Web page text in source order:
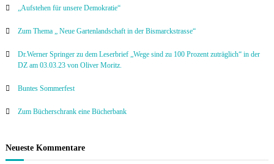
„Aufstehen für unsere Demokratie“
Zum Thema „ Neue Gartenlandschaft in der Bismarckstrasse“
Dr.Werner Springer zu dem Leserbrief „Wege sind zu 100 Prozent zuträglich“ in der
DZ am 03.03.23 von Oliver Moritz.
Buntes Sommerfest
Zum Bücherschrank eine Bücherbank
Neueste Kommentare